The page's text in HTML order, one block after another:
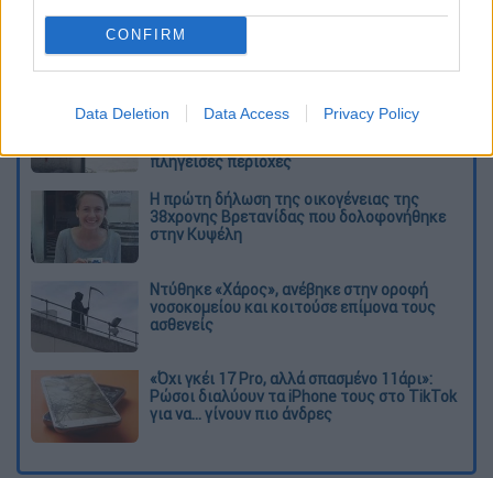
CONFIRM
Data Deletion Data Access Privacy Policy
των μεταναστευτικών προκλήσεων.
Διαβάστε ακόμη
Η «μαύρη» καταγραφή των πυρκαγιών: 118
κτίρια κρίθηκαν «κόκκινα» -
πληγείσες περιοχές
Η πρώτη δήλωση της οικογένειας της
38χρονης Βρετανίδας που δολοφονήθηκε
στην Κυψέλη
Ντύθηκε «Χάρος», ανέβηκε στην οροφή
νοσοκομείου και κοιτούσε επίμονα τους
ασθενείς
«Όχι γκέι 17 Pro, αλλά σπασμένο 11άρι»:
Ρώσοι διαλύουν τα iPhone τους στο TikTok
για να... γίνουν πιο άνδρες